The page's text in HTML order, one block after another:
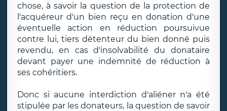
chose, à savoir la question de la protection de
l'acquéreur d'un bien reçu en donation d'une
éventuelle action en réduction poursuivue
contre lui, tiers détenteur du bien donné puis
revendu, en cas d'insolvabilité du donataire
devant payer une indemnité de réduction à
ses cohéritiers.
Donc si aucune interdiction d'aliéner n'a été
stipulée par les donateurs, la question de savoir